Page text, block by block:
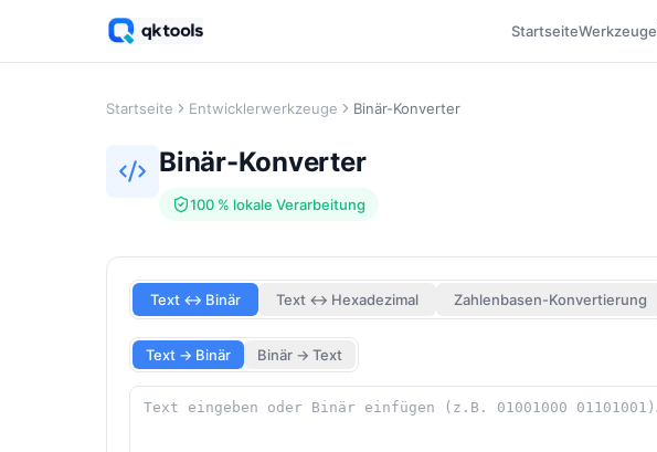
StartseiteWerkzeuge
Startseite Entwicklerwerkzeuge Binär-Konverter
Binär-Konverter
100 % lokale Verarbeitung
Text ↔ Binär Text ↔ Hexadezimal Zahlenbasen-Konvertierung
Text → Binär Binär → Text